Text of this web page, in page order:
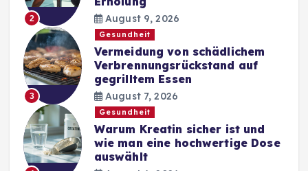
2 August 9, 2026
3
Gesundheit
Vermeidung von schädlichem
Verbrennungsrückstand auf
gegrilltem Essen
August 7, 2026
Gesundheit
Warum Kreatin sicher ist und
wie man eine hochwertige Dose
auswählt